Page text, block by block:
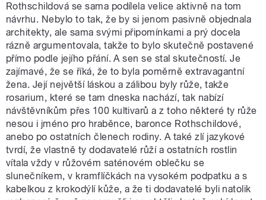
Rothschildová se sama podílela velice aktivně na tom
návrhu. Nebylo to tak, že by si jenom pasivně objednala
architekty, ale sama svými připomínkami a prý docela
rázně argumentovala, takže to bylo skutečně postavené
přímo podle jejího přání. A sen se stal skutečností. Je
zajímavé, že se říká, že to byla poměrně extravagantní
žena. Její největší láskou a zálibou byly růže, takže
rosarium, které se tam dneska nachází, tak nabízí
návštěvníkům přes 100 kultivarů a z toho některé ty růže
nesou i jméno pro hraběnce, baronce Rothschildové,
anebo po ostatních členech rodiny. A také zlí jazykové
tvrdí, že vlastně ty dodavatelé růží a ostatních rostlin
vítala vždy v růžovém saténovém oblečku se
slunečníkem, v kramflíčkách na vysokém podpatku a s
kabelkou z krokodýlí kůže, a že ti dodavatelé byli natolik